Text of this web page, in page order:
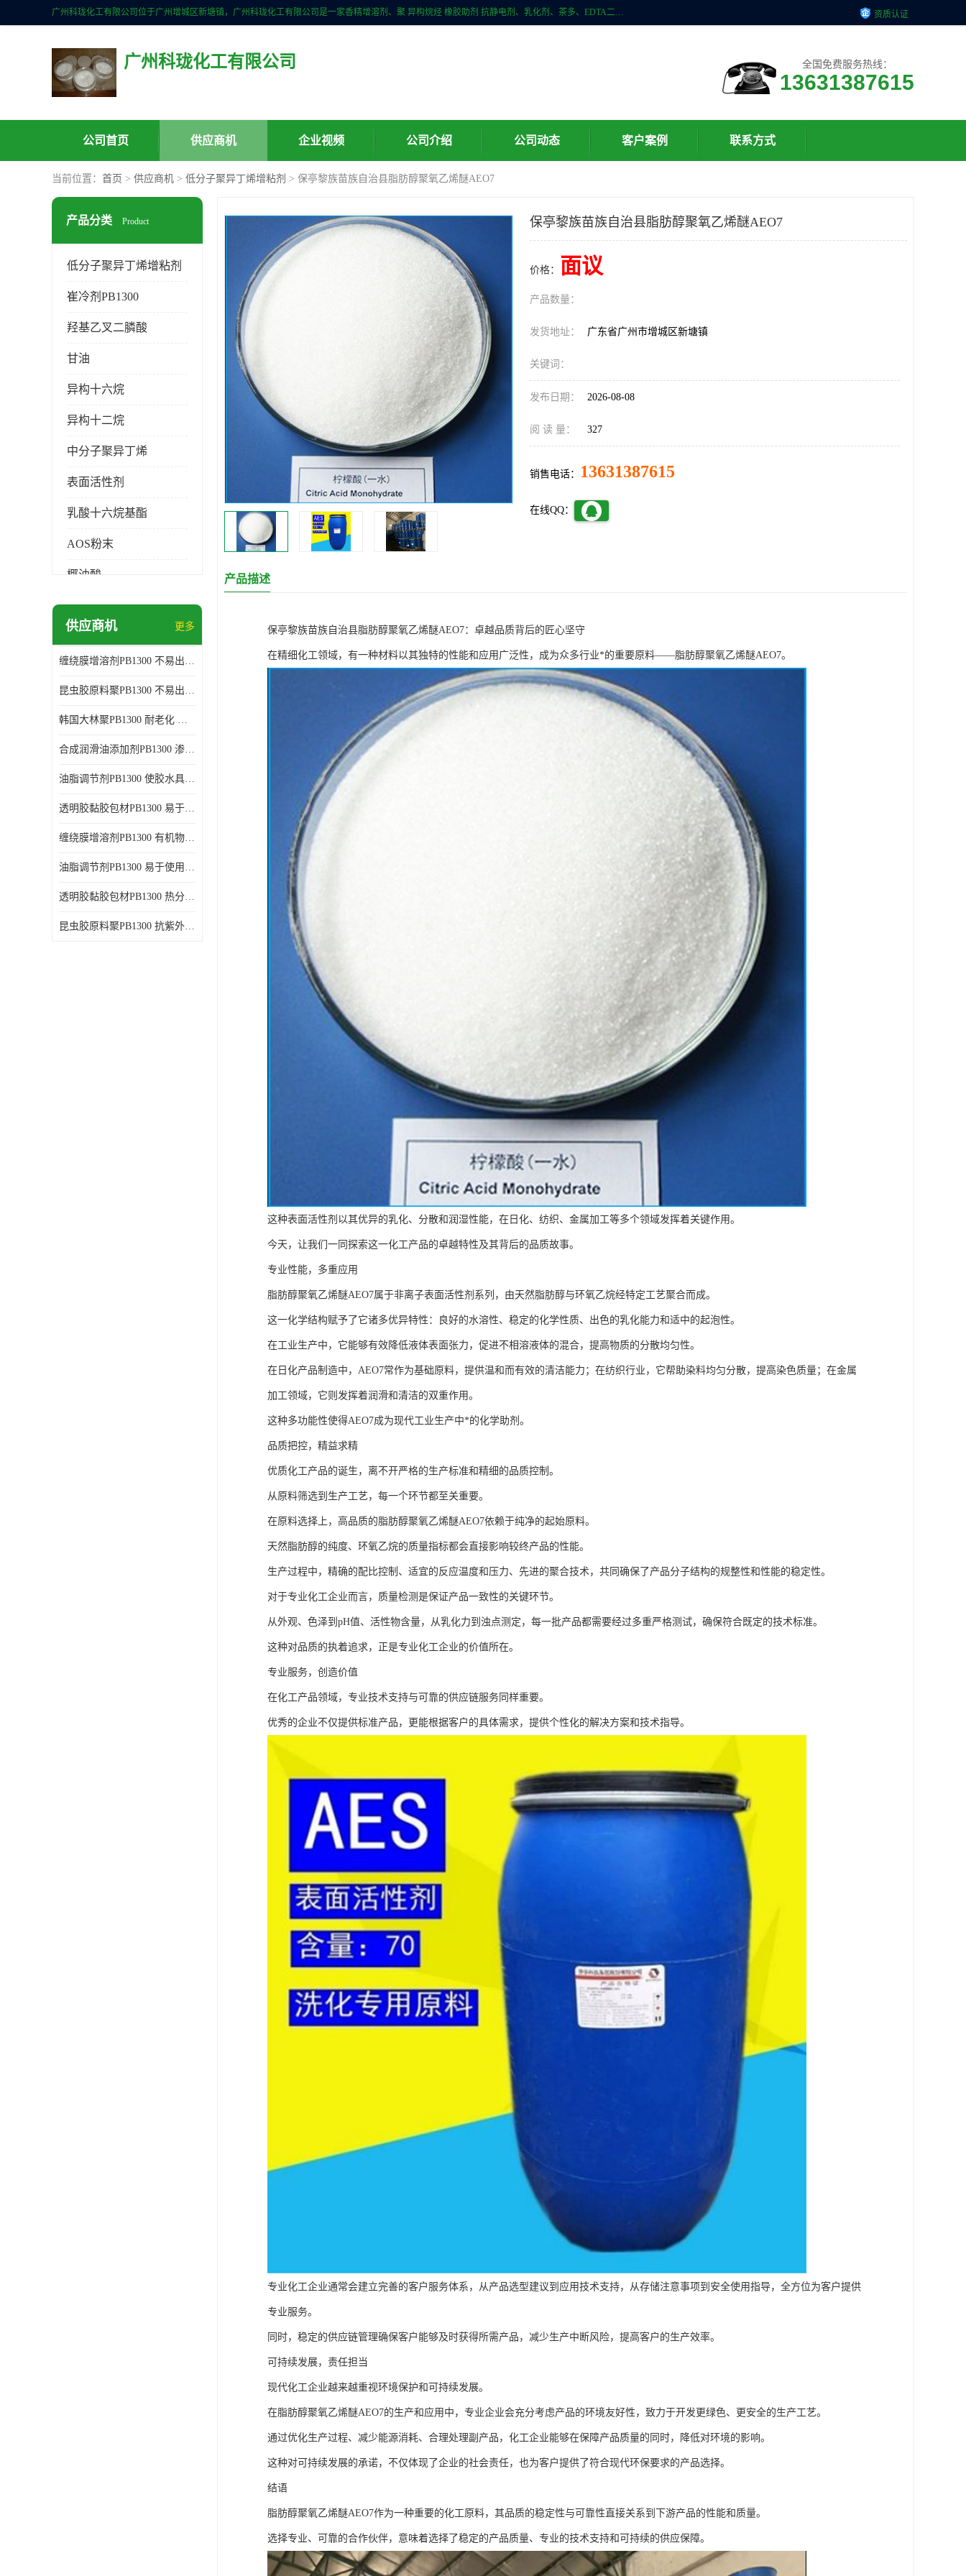
广州科珑化工有限公司位于广州增城区新塘镇，广州科珑化工有限公司是一家香精增溶剂、聚 异构烷烃 橡胶助剂 抗静电剂、乳化剂、茶多、EDTA二、清洗水等产品的经销批发。公司实力雄厚，重信用、守合同、保证产品质量，以多品种经营特色和薄利多销的原则，赢得了广大客户的信任。 资质认证
广州科珑化工有限公司 全国免费服务热线：
13631387615
公司首页 供应商机 企业视频 公司介绍 公司动态 客户案例 联系方式
当前位置： 首页 > 供应商机 > 低分子聚异丁烯增粘剂 > 保亭黎族苗族自治县脂肪醇聚氧乙烯醚AEO7
产品分类 Product
低分子聚异丁烯增粘剂
崔冷剂PB1300
羟基乙叉二膦酸
甘油
异构十六烷
异构十二烷
中分子聚异丁烯
表面活性剂
乳酸十六烷基酯
AOS粉末
椰油酸
月桂醇磺基琥珀酸酯二钠
谷氨酸钠
阳离子表面活性剂
供应商机 更多
缠绕膜增溶剂PB1300 不易出现分层沉淀 应用范围广
昆虫胶原料聚PB1300 不易出现分层沉淀 耐老化
韩国大林聚PB1300 耐老化 应用范围广
合成润滑油添加剂PB1300 渗透性好 使涂料具有更高的粘度
油脂调节剂PB1300 使胶水具有更好的透明度 耐老化
透明胶黏胶包材PB1300 易于使用和加工 耐老化
缠绕膜增溶剂PB1300 有机物质相容性好 易于使用和加工
油脂调节剂PB1300 易于使用和加工 化学稳定性好
透明胶黏胶包材PB1300 热分解后无残留物 良好的溶解性能
昆虫胶原料聚PB1300 抗紫外线性能好 应用范围广
保亭黎族苗族自治县脂肪醇聚氧乙烯醚AEO7
价格： 面议
产品数量：
发货地址： 广东省广州市增城区新塘镇
关键词：
发布日期： 2026-08-08
阅 读 量： 327
销售电话： 13631387615
在线QQ：
产品描述
保亭黎族苗族自治县脂肪醇聚氧乙烯醚AEO7：卓越品质背后的匠心坚守
在精细化工领域，有一种材料以其独特的性能和应用广泛性，成为众多行业*的重要原料——脂肪醇聚氧乙烯醚AEO7。
这种表面活性剂以其优异的乳化、分散和润湿性能，在日化、纺织、金属加工等多个领域发挥着关键作用。
今天，让我们一同探索这一化工产品的卓越特性及其背后的品质故事。
专业性能，多重应用
脂肪醇聚氧乙烯醚AEO7属于非离子表面活性剂系列，由天然脂肪醇与环氧乙烷经特定工艺聚合而成。
这一化学结构赋予了它诸多优异特性：良好的水溶性、稳定的化学性质、出色的乳化能力和适中的起泡性。
在工业生产中，它能够有效降低液体表面张力，促进不相溶液体的混合，提高物质的分散均匀性。
在日化产品制造中，AEO7常作为基础原料，提供温和而有效的清洁能力；在纺织行业，它帮助染料均匀分散，提高染色质量；在金属
加工领域，它则发挥着润滑和清洁的双重作用。
这种多功能性使得AEO7成为现代工业生产中*的化学助剂。
品质把控，精益求精
优质化工产品的诞生，离不开严格的生产标准和精细的品质控制。
从原料筛选到生产工艺，每一个环节都至关重要。
在原料选择上，高品质的脂肪醇聚氧乙烯醚AEO7依赖于纯净的起始原料。
天然脂肪醇的纯度、环氧乙烷的质量指标都会直接影响较终产品的性能。
生产过程中，精确的配比控制、适宜的反应温度和压力、先进的聚合技术，共同确保了产品分子结构的规整性和性能的稳定性。
对于专业化工企业而言，质量检测是保证产品一致性的关键环节。
从外观、色泽到pH值、活性物含量，从乳化力到浊点测定，每一批产品都需要经过多重严格测试，确保符合既定的技术标准。
这种对品质的执着追求，正是专业化工企业的价值所在。
专业服务，创造价值
在化工产品领域，专业技术支持与可靠的供应链服务同样重要。
优秀的企业不仅提供标准产品，更能根据客户的具体需求，提供个性化的解决方案和技术指导。
专业化工企业通常会建立完善的客户服务体系，从产品选型建议到应用技术支持，从存储注意事项到安全使用指导，全方位为客户提供
专业服务。
同时，稳定的供应链管理确保客户能够及时获得所需产品，减少生产中断风险，提高客户的生产效率。
可持续发展，责任担当
现代化工企业越来越重视环境保护和可持续发展。
在脂肪醇聚氧乙烯醚AEO7的生产和应用中，专业企业会充分考虑产品的环境友好性，致力于开发更绿色、更安全的生产工艺。
通过优化生产过程、减少能源消耗、合理处理副产品，化工企业能够在保障产品质量的同时，降低对环境的影响。
这种对可持续发展的承诺，不仅体现了企业的社会责任，也为客户提供了符合现代环保要求的产品选择。
结语
脂肪醇聚氧乙烯醚AEO7作为一种重要的化工原料，其品质的稳定性与可靠性直接关系到下游产品的性能和质量。
选择专业、可靠的合作伙伴，意味着选择了稳定的产品质量、专业的技术支持和可持续的供应保障。